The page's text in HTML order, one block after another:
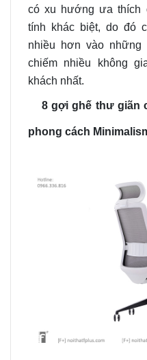
có xu hướng ưa thích
tính khác biệt, do đó
nhiều hơn vào
chiếm nhiều không
khách nhất.
8 gợi ghế thư giãn
phong cách